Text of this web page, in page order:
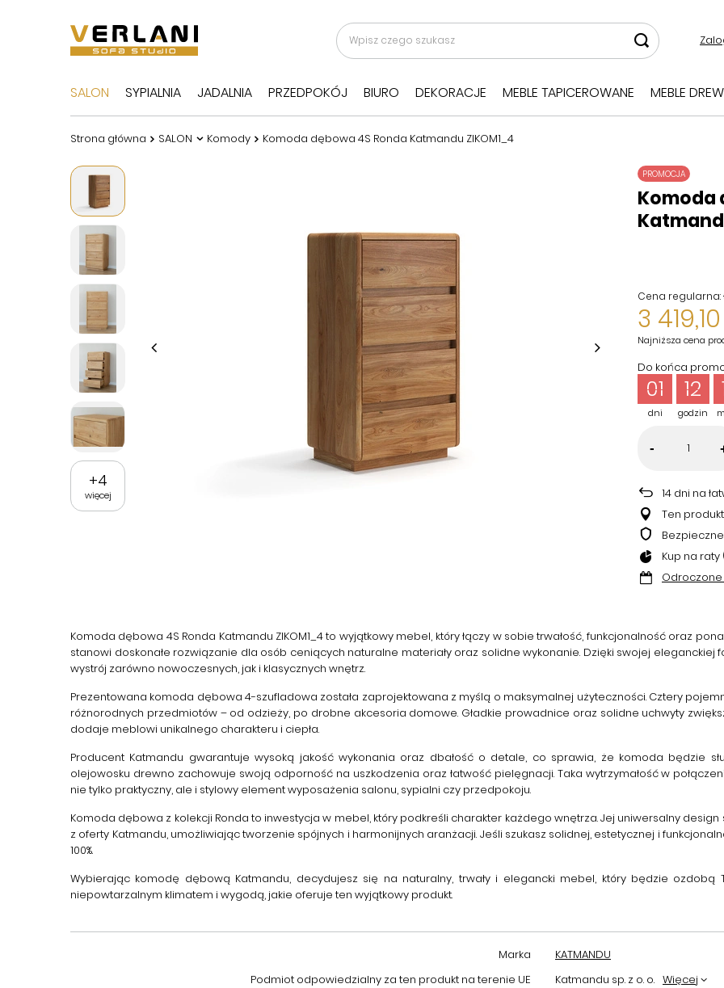
SALON SYPIALNIA JADALNIA PRZEDPOKÓJ BIURO DEKORACJE MEBLE TAPICEROWANE MEBLE
Strona główna SALON Komody Komoda dębowa 4S Ronda Katmandu ZIKOM1_4
+4
więcej
PROMOCJA
Komoda
Cena regularna:
3 419,10
Najniższa cena
Do końca
dni
01
godzin
12
-
14 dni na
Ten
Kup na raty
Odroczone
Komoda dębowa 4S Ronda Katmandu ZIKOM1_4to wyjątkowy mebel, który łączy w sobie trwałość, funkcjonalność oraz
stanowi doskonałe rozwiązanie dla osób ceniących naturalne materiały oraz solidne wykonanie. Dzięki swojej
wystrój zarówno nowoczesnych, jak i klasycznych wnętrz.
Prezentowana komoda dębowa 4-szufladowa została zaprojektowana z myślą o maksymalnej użyteczności. Cztery
różnorodnych przedmiotów – od odzieży, po drobne akcesoria domowe. Gładkie prowadnice oraz solidne uchwyty
dodaje meblowi unikalnego charakteru i ciepła.
Producent Katmandu gwarantuje wysoką jakość wykonania oraz dbałość o detale, co sprawia, że komoda będzie
olejowosku drewno zachowuje swoją odporność na uszkodzenia oraz łatwość pielęgnacji. Taka wytrzymałość w
nie tylko praktyczny, ale i stylowy element wyposażenia salonu, sypialni czy przedpokoju.
Komoda dębowa z kolekcji Ronda to inwestycja w mebel, który podkreśli charakter każdego wnętrza. Jej uniwersalny
z oferty Katmandu, umożliwiając tworzenie spójnych i harmonijnych aranżacji. Jeśli szukasz solidnej, estetycznej i
100%.
Wybierając komodę dębową Katmandu, decydujesz się na naturalny, trwały i elegancki mebel, który będzie
niepowtarzalnym klimatem i wygodą, jakie oferuje ten wyjątkowy produkt.
Marka
KATMANDU
Podmiot odpowiedzialny za ten produkt na terenie UE
Katmandu sp. z o. o. Więcej